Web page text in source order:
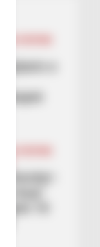
STATIKE
e
STATIKE
10